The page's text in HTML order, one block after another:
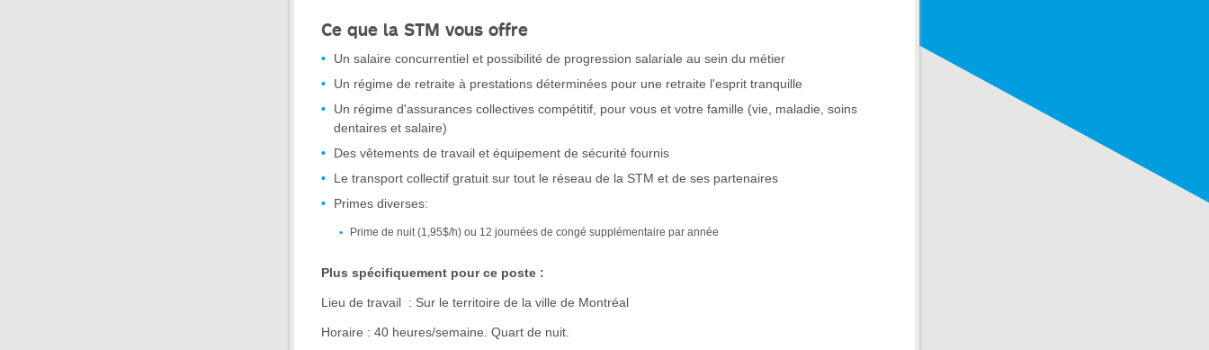
Ce que la STM vous offre
Un salaire concurrentiel et possibilité de progression salariale au sein du métier
Un régime de retraite à prestations déterminées pour une retraite l'esprit tranquille
Un régime d'assurances collectives compétitif, pour vous et votre famille (vie, maladie, soins
dentaires et salaire)
Des vêtements de travail et équipement de sécurité fournis
Le transport collectif gratuit sur tout le réseau de la STM et de ses partenaires
Primes diverses:
Prime de nuit (1,95$/h) ou 12 journées de congé supplémentaire par année
Plus spécifiquement pour ce poste :
Lieu de travail : Sur le territoire de la ville de Montréal
Horaire : 40 heures/semaine. Quart de nuit.